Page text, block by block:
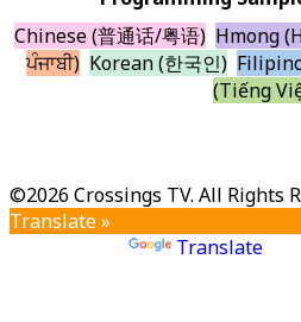
Chinese (普通话/粤语) Hmong
ਪੰਜਾਬੀ) Korean (한국인)
(Tiếng
©2026 Crossings TV. All Rights
Translate »
Translate